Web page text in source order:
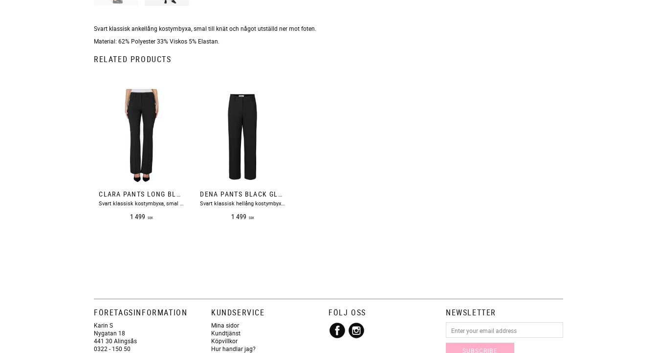
Svart klassisk ankellång kostymbyxa, smal till knät och något utställd ner mot foten.
Material: 62% Polyester 33% Viskos 5% Elastan.
RELATED PRODUCTS
1 499 SEK 1 499 SEK
FÖRETAGSINFORMATION
Karin S
Nygatan 18
441 30 Alingsås
0322 - 150 50
KUNDSERVICE
Mina sidor
Kundtjänst
Köpvillkor
Hur handlar jag?
FÖLJ OSS NEWSLETTER
SUBSCRIBE